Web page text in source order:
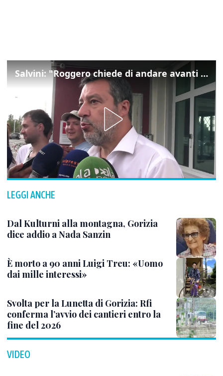
Salvini: "Roggero chiede di andare avanti su norma anti-risarcimenti"
LEGGI ANCHE
Dal Kulturni alla montagna, Gorizia
dice addio a Nada Sanzin
È morto a 90 anni Luigi Treu: «Uomo
dai mille interessi»
Svolta per la Lunetta di Gorizia: Rfi
conferma l’avvio dei cantieri entro la
fine del 2026
VIDEO